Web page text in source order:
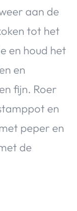
aan de
tot het
en houd het
en
fijn. Roer
en
peper en
de